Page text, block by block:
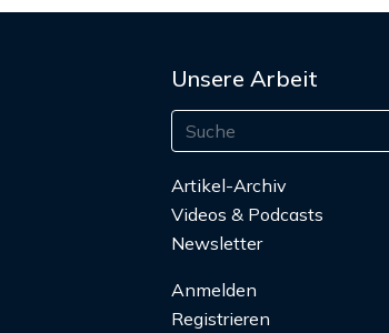
Unsere Arbeit
Artikel-Archiv
Videos & Podcasts
Newsletter
Anmelden
Registrieren